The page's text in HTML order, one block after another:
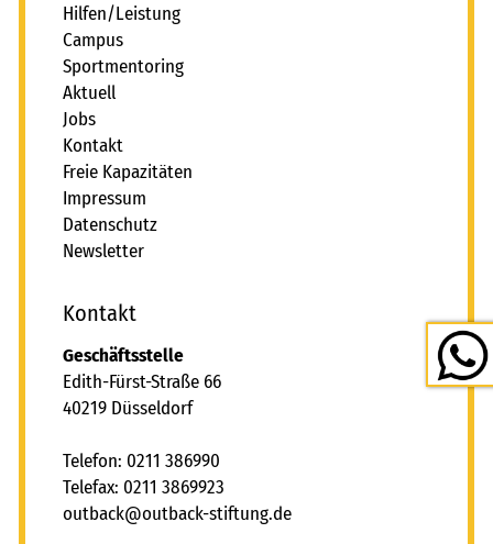
Hilfen/Leistung
Campus
Sportmentoring
Aktuell
Jobs
Kontakt
Freie Kapazitäten
Impressum
Datenschutz
Newsletter
Kontakt
Geschäftsstelle
Edith-Fürst-Straße 66
40219 Düsseldorf
Telefon: 0211 386990
Telefax: 0211 3869923
tb ck tb ck-stft ngd